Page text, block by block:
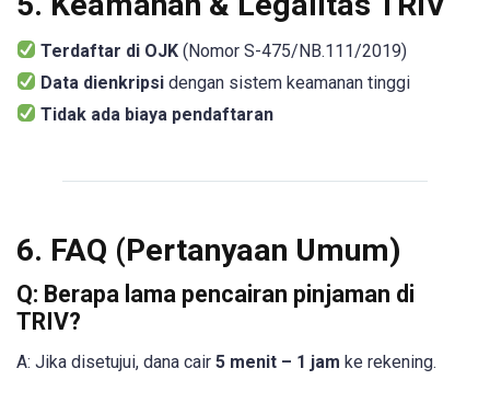
Terdaftar di OJK (Nomor S-475/NB.111/2019)
Data dienkripsi dengan sistem keamanan tinggi
Tidak ada biaya pendaftaran
6. FAQ (Pertanyaan Umum)
Q: Berapa lama pencairan pinjaman di
TRIV?
A: Jika disetujui, dana cair 5 menit – 1 jam ke rekening.